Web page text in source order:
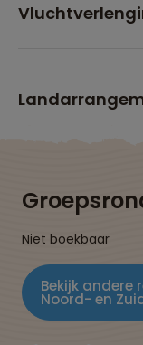
Niet boekbaar
Bekijk andere
Noord- en